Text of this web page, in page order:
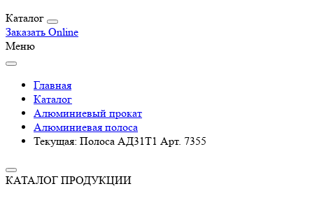
Каталог
Заказать Online
Меню
Главная
Каталог
Алюминиевый прокат
Алюминиевая полоса
Текущая: Полоса АД31Т1 Арт. 7355
КАТАЛОГ ПРОДУКЦИИ